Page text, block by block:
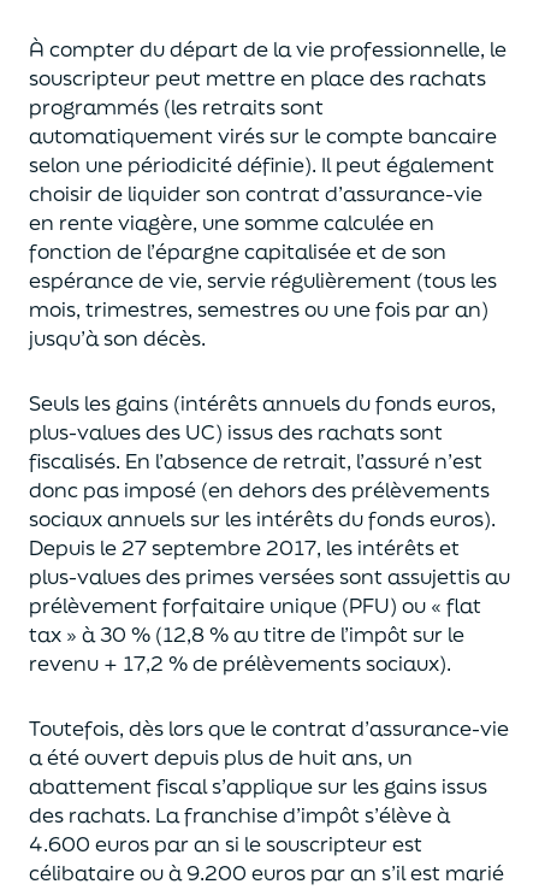
À compter du départ de la vie professionnelle, le
souscripteur peut mettre en place des rachats
programmés (les retraits sont
automatiquement virés sur le compte bancaire
selon une périodicité définie). Il peut également
choisirde liquider son contrat d’assurance-vie
en rente viagère, une somme calculée en
fonction de l’épargne capitalisée et deson
espérance de vie, servie régulièrement (tous les
mois, trimestres, semestres ou une fois par an)
jusqu’à son décès.
Seuls les gains (intérêts annuels du fonds euros,
plus-values des UC) issus des rachats sont
fiscalisés. En l’absence de retrait, l’assuré n’est
donc pas imposé (en dehors des prélèvements
sociaux annuels sur les intérêts du fonds euros).
Depuis le 27 septembre 2017, les intérêts et
plus-values des primes verséessont assujettis au
prélèvement forfaitaire unique (PFU) ou « flat
tax » à 30 % (12,8 % au titre de l’impôt sur le
revenu + 17,2 % de prélèvements sociaux).
Toutefois, dès lors que le contrat d’assurance-vie
a été ouvert depuis plus de huit ans, un
abattement fiscal s’applique sur les gains issus
des rachats. La franchise d’impôts’élève à
4.600 euros par an si le souscripteurest
célibataire ou à 9.200 euros par an s’il est marié